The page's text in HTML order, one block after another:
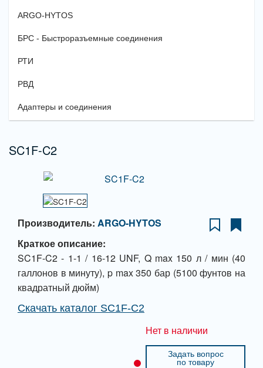
ARGO-HYTOS
БРС - Быстроразъемные соединения
РТИ
РВД
Адаптеры и соединения
SC1F-C2
Производитель: ARGO-HYTOS
Краткое описание:
SC1F-C2 - 1-1 / 16-12 UNF, Q max 150 л / мин (40
галлонов в минуту), p max 350 бар (5100 фунтов на
квадратный дюйм)
Скачать каталог SC1F-C2
Нет в наличии
Задать вопрос
по товару